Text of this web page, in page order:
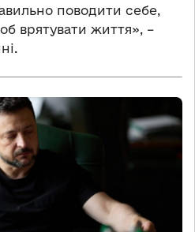
поводити себе,
врятувати життя», –